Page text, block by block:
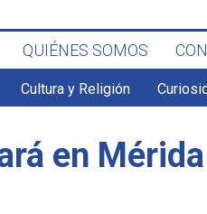
QUIÉNES SOMOS
Cultura y Religión
en Mérida